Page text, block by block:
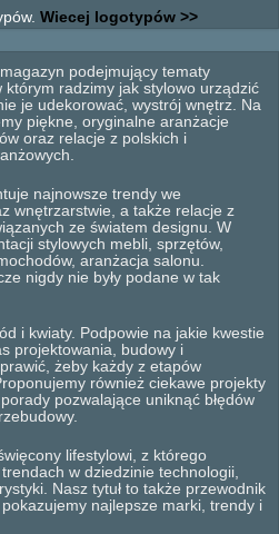
Wiecej logotypów >>
podejmujący tematy
radzimy jak stylowo urządzić
je udekorować, wystrój wnętrz. Na
piękne, oryginalne aranżacje
oraz relacje z polskich i
najnowsze trendy we
wnętrzarstwie, a także relacje z
ze światem designu. W
stylowych mebli, sprzętów,
aranżacja salonu.
nigdy nie były podane w tak
i kwiaty. Podpowie na jakie kwestie
projektowania, budowy i
żeby każdy z etapów
również ciekawe projekty
pozwalające uniknąć błędów
lifestylowi, z którego
w dziedzinie technologii,
Nasz tytuł to także przewodnik
najlepsze marki, trendy i